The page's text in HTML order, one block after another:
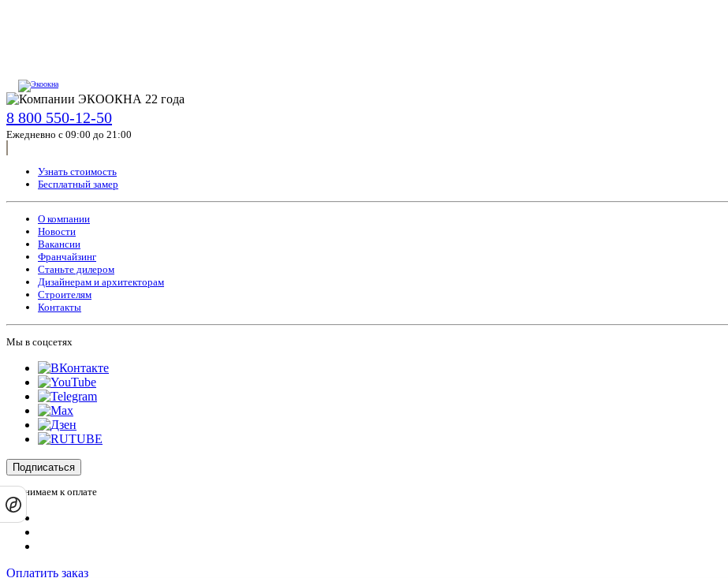
8 800 550-12-50
Ежедневно с 09:00 до 21:00
Узнать стоимость
Бесплатный замер
О компании
Новости
Вакансии
Франчайзинг
Станьте дилером
Дизайнерам и архитекторам
Строителям
Контакты
Мы в соцсетях
Подписаться
Принимаем к оплате
Оплатить заказ